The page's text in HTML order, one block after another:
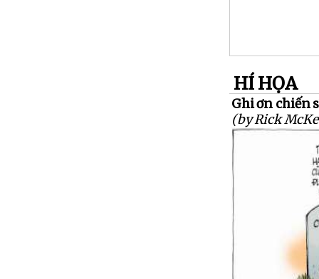
HÍ HỌA
Ghi ơn chiến
(by Rick